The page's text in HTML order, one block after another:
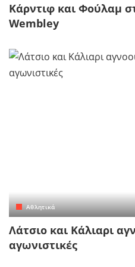
Κάρντιφ και Φούλαμ
Wembley
Αθλητικά
Λάτσιο και Κάλιαρι
αγωνιστικές